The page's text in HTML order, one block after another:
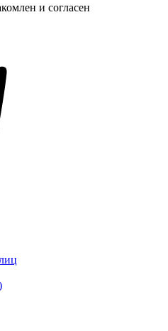
и согласен